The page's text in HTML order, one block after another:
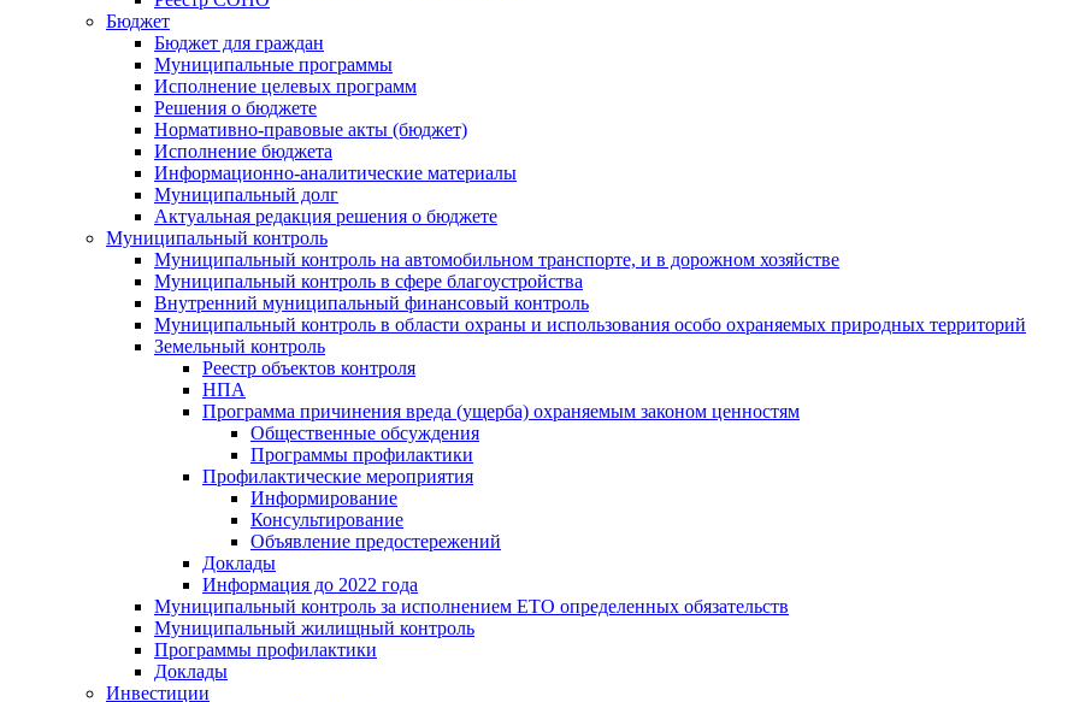
Бюджет
Бюджет для граждан
Муниципальные программы
Исполнение целевых программ
Решения о бюджете
Нормативно-правовые акты (бюджет)
Исполнение бюджета
Информационно-аналитические материалы
Муниципальный долг
Актуальная редакция решения о бюджете
Муниципальный контроль
Муниципальный контроль на автомобильном транспорте, и в дорожном хозяйстве
Муниципальный контроль в сфере благоустройства
Внутренний муниципальный финансовый контроль
Муниципальный контроль в области охраны и использования особо охраняемых природных территорий
Земельный контроль
Реестр объектов контроля
НПА
Программа причинения вреда (ущерба) охраняемым законом ценностям
Общественные обсуждения
Программы профилактики
Профилактические мероприятия
Информирование
Консультирование
Объявление предостережений
Доклады
Информация до 2022 года
Муниципальный контроль за исполнением ЕТО определенных обязательств
Муниципальный жилищный контроль
Программы профилактики
Доклады
Инвестиции